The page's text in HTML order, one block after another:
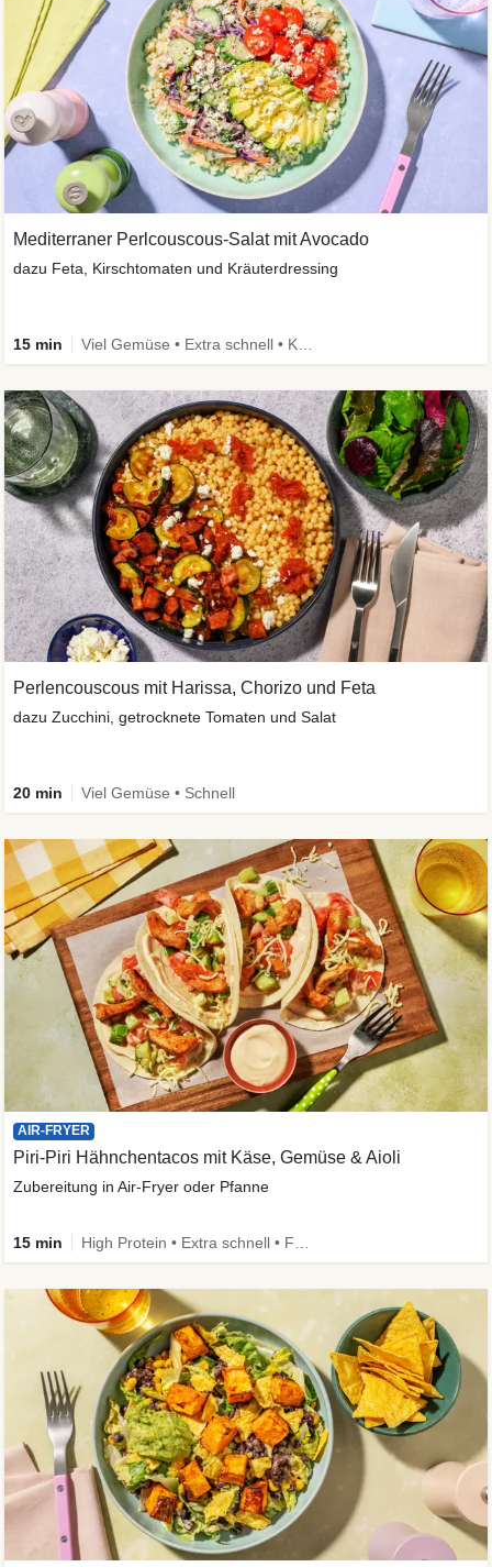
Mediterraner Perlcouscous-Salat mit Avocado
dazu Feta, Kirschtomaten und Kräuterdressing
15 min
Perlencouscous mit Harissa, Chorizo und Feta
dazu Zucchini, getrocknete Tomaten und Salat
20 min Viel Gemüse • Schnell
AIR-FRYER
Piri-Piri Hähnchentacos mit Käse, Gemüse & Aioli
Zubereitung in Air-Fryer oder Pfanne
15 min